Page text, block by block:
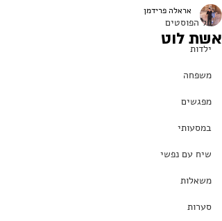
כל הפוסטים
ילדות
משפחה
מפגשים
במסעותי
שיח עם נפשי
משאלות
סערות
אשת לוט
אראלה פרידמן